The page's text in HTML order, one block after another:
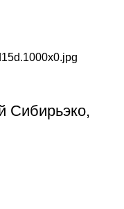
Сибирьэко,